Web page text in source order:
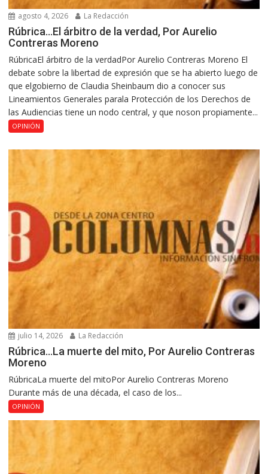
agosto 4, 2026 La Redacción
Rúbrica…El árbitro de la verdad, Por Aurelio
Contreras Moreno
RúbricaEl árbitro de la verdadPor Aurelio Contreras Moreno El
debate sobre la libertad de expresión que se ha abierto luego de
que elgobierno de Claudia Sheinbaum dio a conocer sus
Lineamientos Generales parala Protección de los Derechos de
las Audiencias tiene un nodo central, y que noson propiamente...
OPINIÓN
julio 14, 2026 La Redacción
Rúbrica…La muerte del mito, Por Aurelio Contreras
Moreno
RúbricaLa muerte del mitoPor Aurelio Contreras Moreno
Durante más de una década, el caso de los...
OPINIÓN